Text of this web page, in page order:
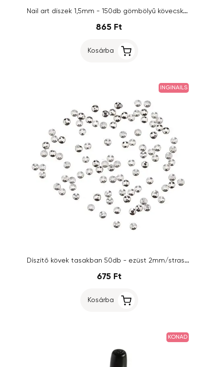
Nail art díszek 1,5mm - 150db gömbölyű kövecske tasakban, ezüstszínű/strasszkő
865 Ft
Kosárba
INGINAILS
Díszítő kövek tasakban 50db - ezüst 2mm/strasszkő
675 Ft
Kosárba
KONAD